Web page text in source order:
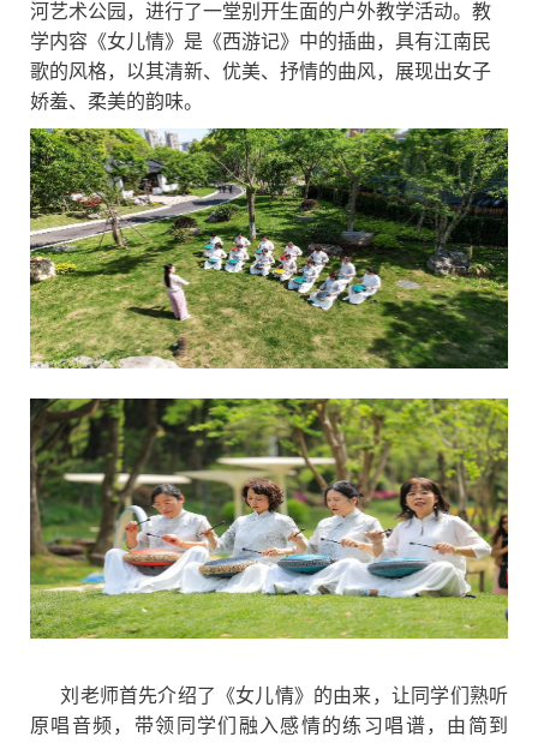
河艺术公园，进行了一堂别开生面的户外教学活动。教
学内容《女儿情》是《西游记》中的插曲，具有江南民
歌的风格，以其清新、优美、抒情的曲风，展现出女子
娇羞、柔美的韵味。
刘老师首先介绍了《女儿情》的由来，让同学们熟听
原唱音频，带领同学们融入感情的练习唱谱，由简到